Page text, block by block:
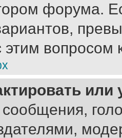
форума.
этим вопросом